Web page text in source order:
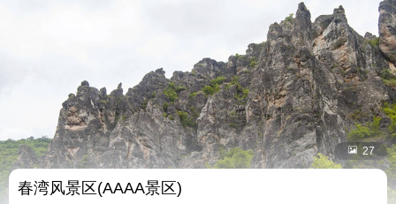
 27
春湾风景区(AAAA景区)